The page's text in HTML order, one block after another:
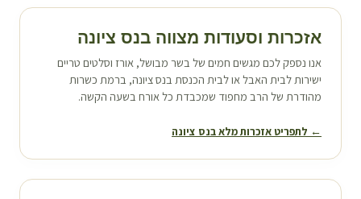
אזכרות וסעודות מצווה בנס ציונה
אנו נספק לכם מגשים חמים של בשר מבושל, אורז וסלטים טריים
ישירות לבית האבל או לבית הכנסת בנס ציונה, ברמת כשרות
מהודרת של הרב מחפוד שמכבדת כל אורח בשעה הקשה.
← לתפריט אזכרות מלא בנס ציונה